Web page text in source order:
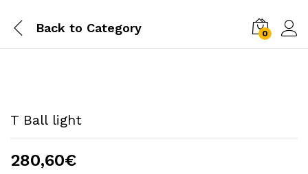
Back to Category 0
T Ball light
280,60€